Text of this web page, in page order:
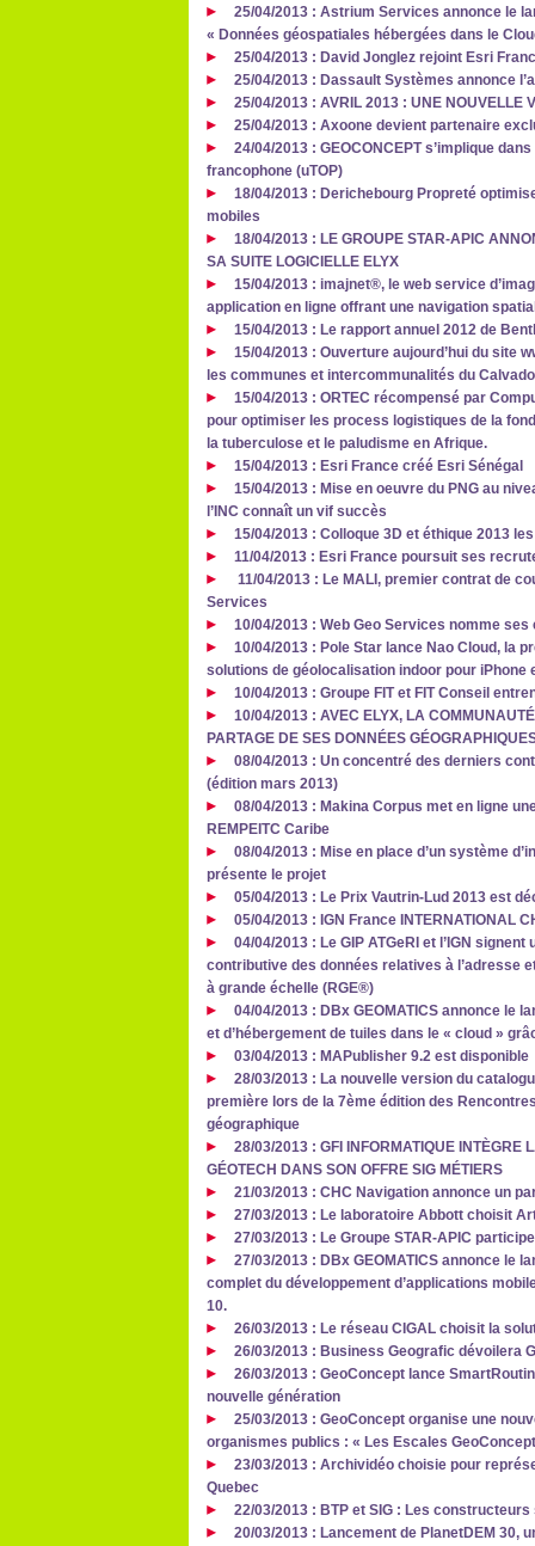
25/04/2013 : Astrium Services annonce le
« Données géospatiales hébergées dans le
25/04/2013 : David Jonglez rejoint Esri
25/04/2013 : Dassault Systèmes annonce
25/04/2013 : AVRIL 2013 : UNE NOUVELLE
25/04/2013 : Axoone devient partenaire
24/04/2013 : GEOCONCEPT s’implique
francophone (uTOP)
18/04/2013 : Derichebourg Propreté
mobiles
18/04/2013 : LE GROUPE STAR-APIC
SA SUITE LOGICIELLE ELYX
15/04/2013 : imajnet®, le web service
application en ligne offrant une navigation
15/04/2013 : Le rapport annuel 2012 de
15/04/2013 : Ouverture aujourd’hui du site
les communes et intercommunalités du
15/04/2013 : ORTEC récompensé par
pour optimiser les process logistiques de la
la tuberculose et le paludisme en Afrique.
15/04/2013 : Esri France créé Esri Sénégal
15/04/2013 : Mise en oeuvre du PNG au
l’INC connaît un vif succès
15/04/2013 : Colloque 3D et éthique 2013
11/04/2013 : Esri France poursuit ses
11/04/2013 : Le MALI, premier contrat de
Services
10/04/2013 : Web Geo Services nomme
10/04/2013 : Pole Star lance Nao Cloud, la
solutions de géolocalisation indoor pour iPhone
10/04/2013 : Groupe FIT et FIT Conseil
10/04/2013 : AVEC ELYX, LA
PARTAGE DE SES DONNÉES
08/04/2013 : Un concentré des derniers
(édition mars 2013)
08/04/2013 : Makina Corpus met en ligne
REMPEITC Caribe
08/04/2013 : Mise en place d’un système
présente le projet
05/04/2013 : Le Prix Vautrin-Lud 2013 est
05/04/2013 : IGN France INTERNATIONAL
04/04/2013 : Le GIP ATGeRI et l’IGN
contributive des données relatives à l’adresse
à grande échelle (RGE®)
04/04/2013 : DBx GEOMATICS annonce le
et d’hébergement de tuiles dans le « cloud »
03/04/2013 : MAPublisher 9.2 est disponible
28/03/2013 : La nouvelle version du
première lors de la 7ème édition des
géographique
28/03/2013 : GFI INFORMATIQUE INTÈGRE
GÉOTECH DANS SON OFFRE SIG MÉTIERS
21/03/2013 : CHC Navigation annonce un
27/03/2013 : Le laboratoire Abbott choisit
27/03/2013 : Le Groupe STAR-APIC
27/03/2013 : DBx GEOMATICS annonce le
complet du développement d’applications
10.
26/03/2013 : Le réseau CIGAL choisit la
26/03/2013 : Business Geografic dévoilera
26/03/2013 : GeoConcept lance
nouvelle génération
25/03/2013 : GeoConcept organise une
organismes publics : « Les Escales
23/03/2013 : Archividéo choisie pour
Quebec
22/03/2013 : BTP et SIG : Les
20/03/2013 : Lancement de PlanetDEM 30,